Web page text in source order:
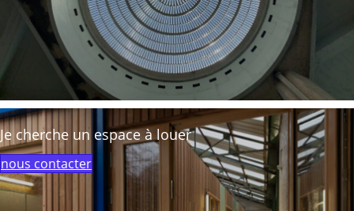
Je cherche un espace à louer
nous contacter